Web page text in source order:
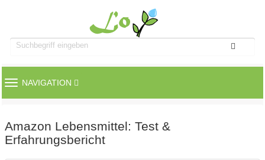
TOGGLE
NAVIGATION
Amazon Lebensmittel: Test &
Erfahrungsbericht